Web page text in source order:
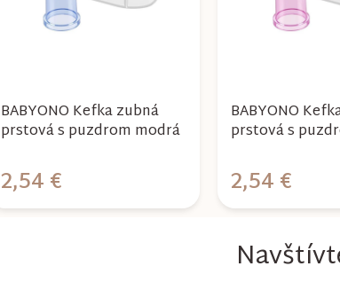
BABYONO Kefka zubná
prstová s puzdrom modrá
2,54 €
BABYONO
prstová s
2,54 €